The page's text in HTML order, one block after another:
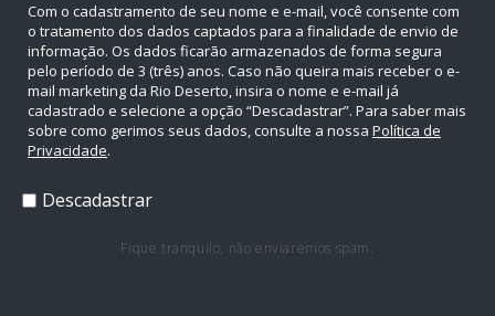
Com o cadastramento de seu nome e e-mail, você consente com
o tratamento dos dados captados para a finalidade de envio de
informação. Os dados ficarão armazenados de forma segura
pelo período de 3 (três) anos. Caso não queira mais receber o e-
mail marketing da Rio Deserto, insira o nome e e-mail já
cadastrado e selecione a opção “Descadastrar”. Para saber mais
sobre como gerimos seus dados, consulte a nossa Política de
Privacidade.
Descadastrar
Fique tranquilo, não enviaremos spam.